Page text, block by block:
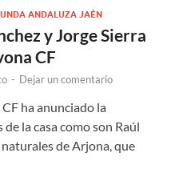
ANDALUZA JAÉN
y Jorge Sierra
CF
- Dejar un comentario
ha anunciado la
la casa como son Raúl
naturales de Arjona, que